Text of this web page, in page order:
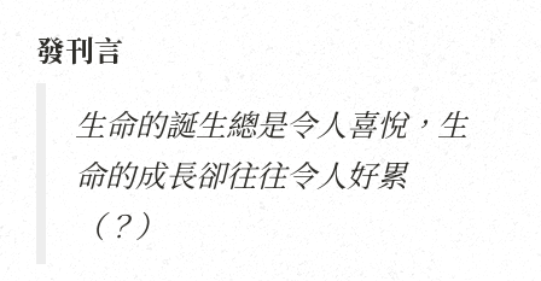
發刊言
生命的誕生總是令人喜悅，生
命的成長卻往往令人好累
（？）